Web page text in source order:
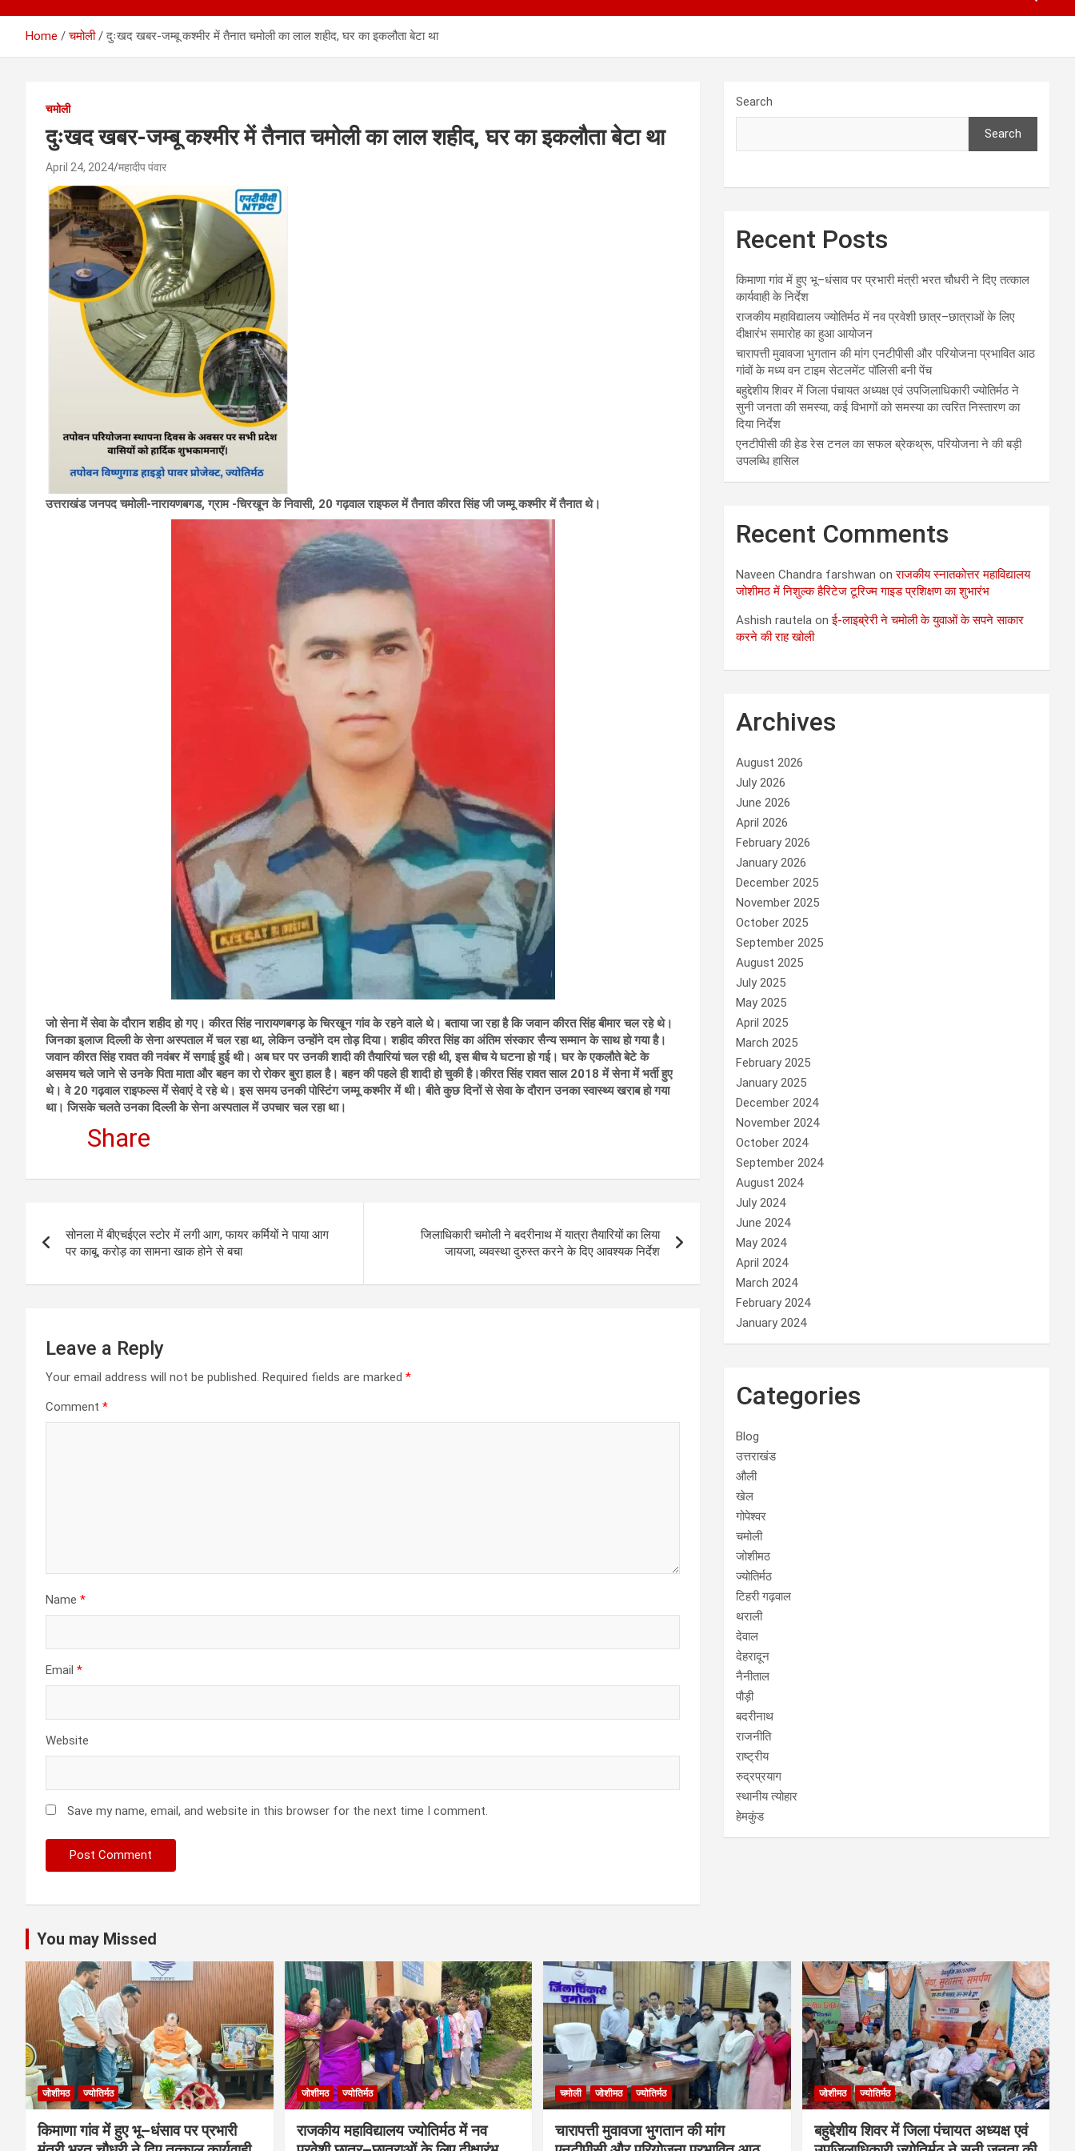
Home चमोली दुःखद खबर-जम्बू कश्मीर में तैनात चमोली का लाल शहीद, घर का इकलौता बेटा था
चमोली
दुःखद खबर-जम्बू कश्मीर में तैनात चमोली का लाल शहीद, घर का इकलौता बेटा था
April 24, 2024 महादीप पंवार
उत्तराखंड जनपद चमोली-नारायणबगड, ग्राम -चिरखून के निवासी, 20 गढ़वाल राइफल में तैनात कीरत सिंह जी जम्मू कश्मीर में तैनात थे।
जो सेना में सेवा के दौरान शहीद हो गए। कीरत सिंह नारायणबगड़ के चिरखून गांव के रहने वाले थे। बताया जा रहा है कि जवान कीरत सिंह बीमार चल रहे थे।
जिनका इलाज दिल्ली के सेना अस्पताल में चल रहा था, लेकिन उन्होंने दम तोड़ दिया। शहीद कीरत सिंह का अंतिम संस्कार सैन्य सम्मान के साथ हो गया है।
जवान कीरत सिंह रावत की नवंबर में सगाई हुई थी। अब घर पर उनकी शादी की तैयारियां चल रही थी, इस बीच ये घटना हो गई। घर के एकलौते बेटे के
असमय चले जाने से उनके पिता माता और बहन का रो रोकर बुरा हाल है। बहन की पहले ही शादी हो चुकी है।कीरत सिंह रावत साल 2018 में सेना में भर्ती हुए
थे। वे 20 गढ़वाल राइफल्स में सेवाएं दे रहे थे। इस समय उनकी पोस्टिंग जम्मू कश्मीर में थी। बीते कुछ दिनों से सेवा के दौरान उनका स्वास्थ्य खराब हो गया
था। जिसके चलते उनका दिल्ली के सेना अस्पताल में उपचार चल रहा था।
Share
navigation
सोनला में बीएचईएल स्टोर में लगी आग, फायर कर्मियों ने पाया आग
पर काबू, करोड़ का सामना खाक होने से बचा
जिलाधिकारी चमोली ने बदरीनाथ में यात्रा तैयारियों का लिया
जायजा, व्यवस्था दुरुस्त करने के दिए आवश्यक निर्देश
Leave a Reply
Your email address will not be published. Required fields are marked *
Comment *
Name *
Email *
Website
Save my name, email, and website in this browser for the next time I comment.
Search
Search
Recent Posts
किमाणा गांव में हुए भू–धंसाव पर प्रभारी मंत्री भरत चौधरी ने दिए तत्काल
कार्यवाही के निर्देश
राजकीय महाविद्यालय ज्योतिर्मठ में नव प्रवेशी छात्र–छात्राओं के लिए
दीक्षारंभ समारोह का हुआ आयोजन
चारापत्ती मुवावजा भुगतान की मांग एनटीपीसी और परियोजना प्रभावित आठ
गांवों के मध्य वन टाइम सेटलमेंट पॉलिसी बनी पेंच
बहुद्देशीय शिवर में जिला पंचायत अध्यक्ष एवं उपजिलाधिकारी ज्योतिर्मठ ने
सुनी जनता की समस्या, कई विभागों को समस्या का त्वरित निस्तारण का
दिया निर्देश
एनटीपीसी की हेड रेस टनल का सफल ब्रेकथ्रू, परियोजना ने की बड़ी
उपलब्धि हासिल
Recent Comments
Naveen Chandra farshwan onराजकीय स्नातकोत्तर महाविद्यालय
जोशीमठ में निशुल्क हैरिटेज टूरिज्म गाइड प्रशिक्षण का शुभारंभ
Ashish rautela onई-लाइब्रेरी ने चमोली के युवाओं के सपने साकार
करने की राह खोली
Archives
August 2026
July 2026
June 2026
April 2026
February 2026
January 2026
December 2025
November 2025
October 2025
September 2025
August 2025
July 2025
May 2025
April 2025
March 2025
February 2025
January 2025
December 2024
November 2024
October 2024
September 2024
August 2024
July 2024
June 2024
May 2024
April 2024
March 2024
February 2024
January 2024
Categories
Blog
उत्तराखंड
औली
खेल
गोपेश्वर
चमोली
जोशीमठ
ज्योतिर्मठ
टिहरी गढ़वाल
थराली
देवाल
देहरादून
नैनीताल
पौड़ी
बदरीनाथ
राजनीति
राष्ट्रीय
रुद्रप्रयाग
स्थानीय त्योहार
हेमकुंड
You may Missed
जोशीमठ ज्योतिर्मठ
किमाणा गांव में हुए भू–धंसाव पर प्रभारी
जोशीमठ ज्योतिर्मठ
राजकीय महाविद्यालय ज्योतिर्मठ में नव
चमोली जोशीमठ ज्योतिर्मठ
चारापत्ती मुवावजा भुगतान की मांग
जोशीमठ ज्योतिर्मठ
बहुद्देशीय शिवर में जिला पंचायत अध्यक्ष एवं